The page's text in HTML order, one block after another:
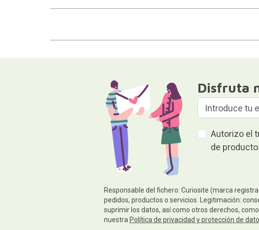
Disfruta
Autorizo el
de
Responsable del fichero: Curiosite (marca
pedidos, productos o servicios. Legitimación:
suprimir los datos, así como otros derechos,
nuestra Política de privacidad y protección de